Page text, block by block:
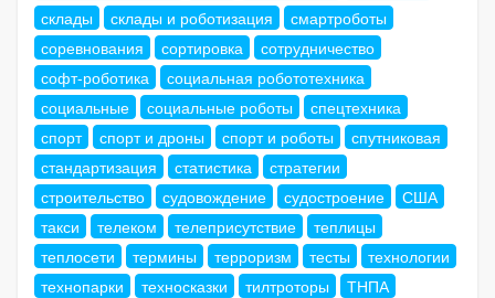
склады
склады и роботизация
смартроботы
соревнования
сортировка
сотрудничество
софт-роботика
социальная робототехника
социальные
социальные роботы
спецтехника
спорт
спорт и дроны спорт и роботы
спутниковая
стандартизация
статистика
стратегии
строительство
судовождение судостроение
США
такси
телеком телеприсутствие
теплицы
теплосети
термины терроризм тесты
технологии
технопарки
техносказки тилтроторы
ТНПА